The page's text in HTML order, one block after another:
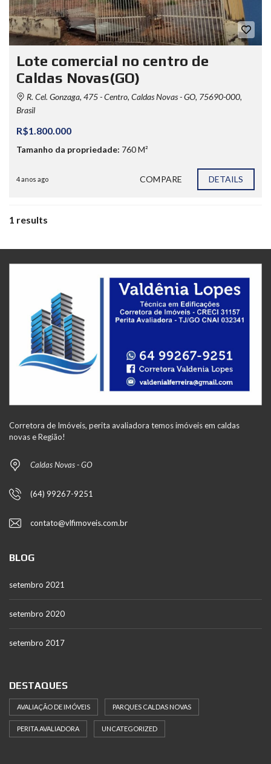
Lote comercial no centro de
Caldas Novas(GO)
R. Cel. Gonzaga, 475 - Centro, Caldas Novas - GO, 75690-000,
Brasil
R$1.800.000
Tamanho da propriedade: 760 M²
4 anos ago COMPARE DETAILS
1 results
Corretora de Imóveis, perita avaliadora temos imóveis em caldas
novas e Região!
Caldas Novas - GO
(64) 99267-9251
contato@vlfimoveis.com.br
BLOG
setembro 2021
setembro 2020
setembro 2017
DESTAQUES
AVALIAÇÃO DE IMÓVEIS PARQUES CALDAS NOVAS
PERITA AVALIADORA UNCATEGORIZED